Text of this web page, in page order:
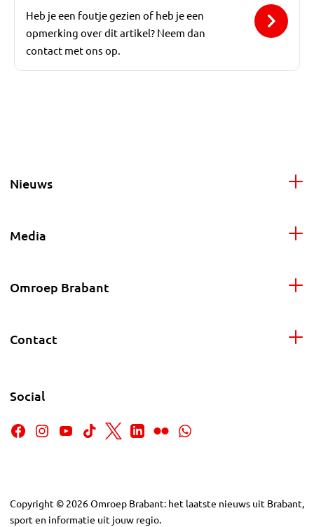
Heb je een foutje gezien of heb je een
opmerking over dit artikel? Neem dan
contact met ons op.
Nieuws
Media
Omroep Brabant
Contact
Social
Copyright © 2026Omroep Brabant: het laatste nieuws uit Brabant,
sport en informatie uit jouw regio.